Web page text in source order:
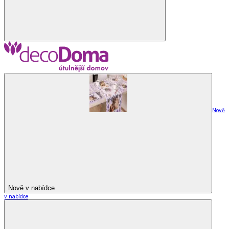
Nově v nabídce
Nově
v nabídce